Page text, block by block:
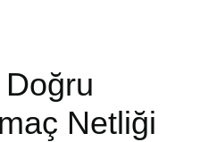
Netliği